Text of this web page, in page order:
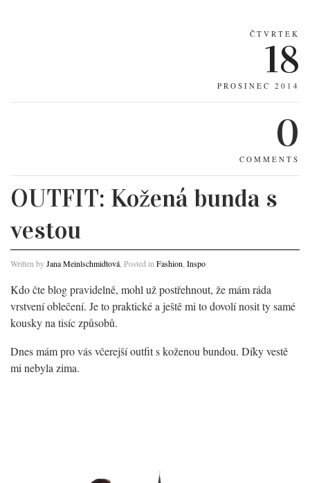
ČTVRTEK
18
PROSINEC 2014
0
COMMENTS
OUTFIT: Kožená bunda s
vestou
Written byJana Meinlschmidtová , Posted in Fashion Inspo
Kdo čte blog pravidelně, mohl už postřehnout, že mám ráda
vrstvení oblečení. Je to praktické a ještě mi to dovolí nosit ty samé
kousky na tisíc způsobů.
Dnes mám pro vás včerejší outfit s koženou bundou. Díky vestě
mi nebyla zima.